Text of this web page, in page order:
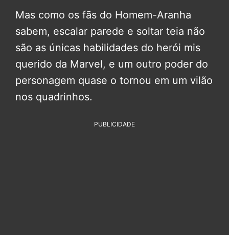
Mas como os fãs do Homem-Aranha
sabem, escalar parede e soltar teia não
são as únicas habilidades do herói mis
querido da Marvel, e um outro poder do
personagem quase o tornou em um vilão
nos quadrinhos.
PUBLICIDADE